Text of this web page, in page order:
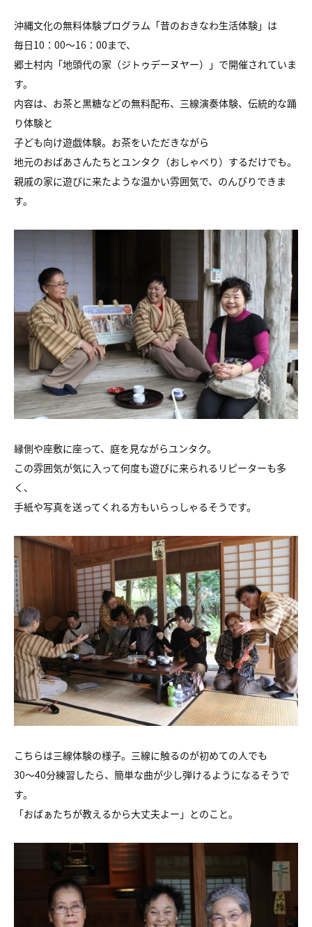
沖縄文化の無料体験プログラム「昔のおきなわ生活体験」は
毎日10：00～16：00まで、
郷土村内「地頭代の家（ジトゥデーヌヤー）」で開催されていま
す。
内容は、お茶と黒糖などの無料配布、三線演奏体験、伝統的な踊
り体験と
子ども向け遊戯体験。お茶をいただきながら
地元のおばあさんたちとユンタク（おしゃべり）するだけでも。
親戚の家に遊びに来たような温かい雰囲気で、のんびりできま
す。
縁側や座敷に座って、庭を見ながらユンタク。
この雰囲気が気に入って何度も遊びに来られるリピーターも多
く、
手紙や写真を送ってくれる方もいらっしゃるそうです。
こちらは三線体験の様子。三線に触るのが初めての人でも
30～40分練習したら、簡単な曲が少し弾けるようになるそうで
す。
「おばぁたちが教えるから大丈夫よー」とのこと。